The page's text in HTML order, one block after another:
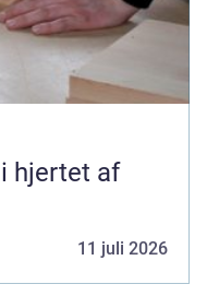
hjertet af
11 juli 2026